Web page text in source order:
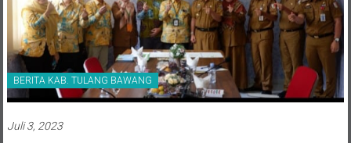
BERITA KAB. TULANG BAWANG
Juli 3, 2023